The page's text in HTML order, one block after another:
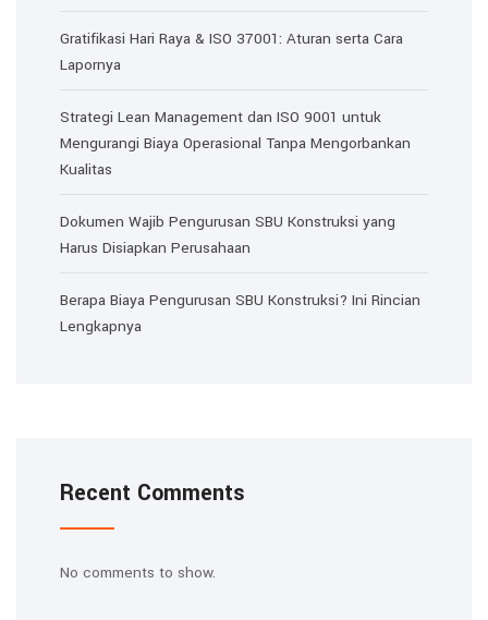
Gratifikasi Hari Raya & ISO 37001: Aturan serta Cara
Lapornya
Strategi Lean Management dan ISO 9001 untuk
Mengurangi Biaya Operasional Tanpa Mengorbankan
Kualitas
Dokumen Wajib Pengurusan SBU Konstruksi yang
Harus Disiapkan Perusahaan
Berapa Biaya Pengurusan SBU Konstruksi? Ini Rincian
Lengkapnya
Recent Comments
No comments to show.